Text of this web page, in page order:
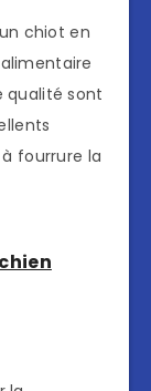
chiot en
qualité sont
fourrure la